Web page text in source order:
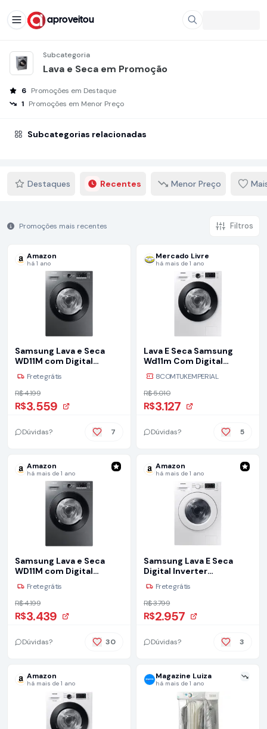
aproveitou
Subcategoria
Lava e Seca em Promoção
6 Promoções em Destaque
1 Promoções em Menor Preço
Subcategorias relacionadas
Destaques Recentes Menor Preço
Promoções mais recentes Filtros
Amazon
há 1 ano
Samsung Lava e Seca
WD11M com Digital
Inverter WD11M4473PX
Inox Look 11/7kg - 127V
Frete grátis
R$ 4.199
R$3.559
Dúvidas? 7
Mercado Livre
há mais de 1 ano
Lava E Seca Samsung
Wd11m Com Digital
Inverter Branca 11kg Cor
Branco 127v
8COMTUKEMPERIAL
R$ 5.010
R$3.127
Dúvidas? 5
Amazon
há mais de 1 ano
Samsung Lava e Seca
WD11M com Digital
Inverter WD11M4473PX
Inox Look 11/7kg - 220V
Frete grátis
R$ 4.199
R$3.439
Dúvidas? 30
Amazon
há mais de 1 ano
Samsung Lava E Seca
Digital Inverter
Ecobubble™ Wd10m
Branca 10.1kg 127v
Frete grátis
R$ 3.799
R$2.957
Dúvidas? 3
Amazon
há mais de 1 ano
Magazine Luiza
há mais de 1 ano